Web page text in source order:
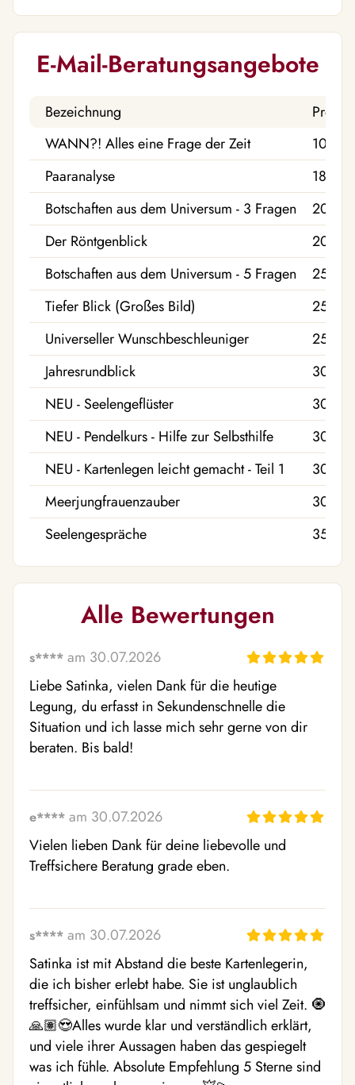
E-Mail-Beratungsangebote
Bezeichnung
Preis
WANN?! Alles eine Frage der Zeit
10,00
Paaranalyse
18,00
Botschaften aus dem Universum - 3 Fragen
20,00
Der Röntgenblick
20,00
Botschaften aus dem Universum - 5 Fragen
25,00
Tiefer Blick (Großes Bild)
25,00
Universeller Wunschbeschleuniger
25,00
Jahresrundblick
30,00
NEU - Seelengeflüster
30,00
NEU - Pendelkurs - Hilfe zur Selbsthilfe
30,00
NEU - Kartenlegen leicht gemacht - Teil 1
30,00
Meerjungfrauenzauber
30,00
Seelengespräche
35,00
Alle Bewertungen
s**** am 30.07.2026
Liebe Satinka, vielen Dank für die heutige
Legung, du erfasst in Sekundenschnelle die
Situation und ich lasse mich sehr gerne von dir
beraten. Bis bald!
e**** am 30.07.2026
Vielen lieben Dank für deine liebevolle und
Treffsichere Beratung grade eben.
s**** am 30.07.2026
Satinka ist mit Abstand die beste Kartenlegerin,
die ich bisher erlebt habe. Sie ist unglaublich
treffsicher, einfühlsam und nimmt sich viel Zeit. 🧿
🙏🏽😍Alles wurde klar und verständlich erklärt,
und viele ihrer Aussagen haben das gespiegelt
was ich fühle. Absolute Empfehlung 5 Sterne sind